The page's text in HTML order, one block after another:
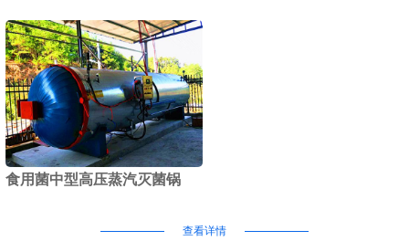
食用菌中型高压蒸汽灭菌锅
查看详情